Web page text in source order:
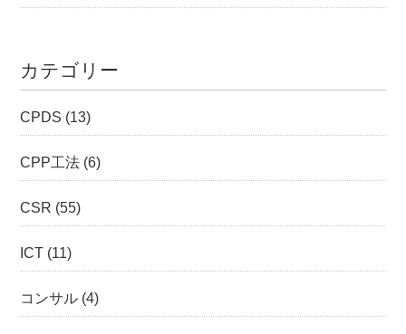
カテゴリー
CPDS (13)
CPP工法 (6)
CSR (55)
ICT (11)
コンサル (4)